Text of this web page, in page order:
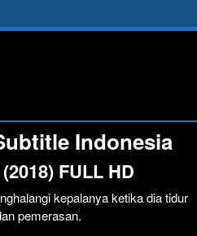
Indonesia
FULL HD
kepalanya ketika dia tidur
pemerasan.